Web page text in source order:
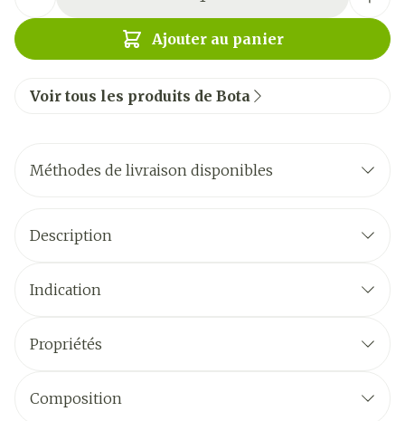
Ajouter au panier
Voir tous les produits de Bota
Méthodes de livraison disponibles
Description
Indication
Propriétés
Composition